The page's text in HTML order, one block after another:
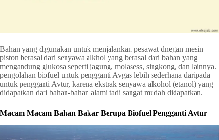
Bahan yang digunakan untuk menjalankan pesawat dnegan mesin
piston berasal dari senyawa alkhol yang berasal dari bahan yang
mengandung glukosa seperti jagung, molasess, singkong, dan lainnya.
pengolahan biofuel untuk pengganti Avgas lebih sederhana daripada
untuk pengganti Avtur, karena ekstrak senyawa alkohol (etanol) yang
didapatkan dari bahan-bahan alami tadi sangat mudah didapatkan.
Macam Macam Bahan Bakar Berupa Biofuel Pengganti Avtur